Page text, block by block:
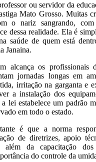
ou servidor da
Mato Grosso. Muitas
o nariz sangrando,
dessa realidade. Ela é
saúde de quem está
Janaina.
alcança os profissionais
jornadas longas em
irritação na garganta e
a instalação dos
lei estabelece um padrão
em todo o estado.
é que a norma
de diretrizes, apoio
além da capacitação
do controle da